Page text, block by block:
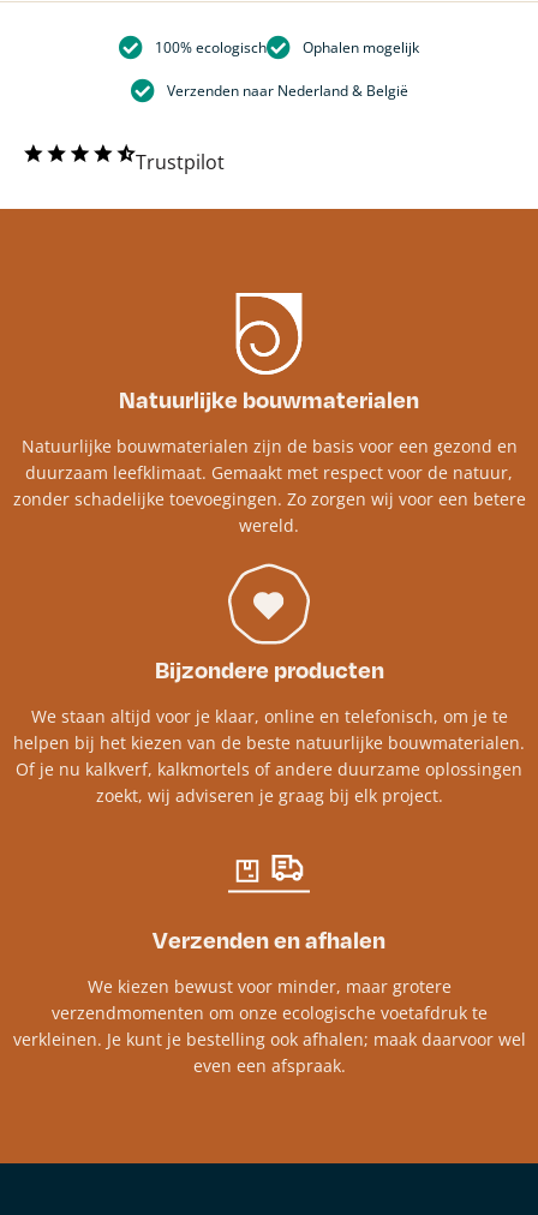
100% ecologisch Ophalen mogelijk
Verzenden naar Nederland & België
Trustpilot
Natuurlijke bouwmaterialen
Natuurlijke bouwmaterialen zijn de basis voor een gezond en
duurzaam leefklimaat. Gemaakt met respect voor de natuur,
zonder schadelijke toevoegingen. Zo zorgen wij voor een betere
wereld.
Bijzondere producten
We staan altijd voor je klaar, online en telefonisch, om je te
helpen bij het kiezen van de beste natuurlijke bouwmaterialen.
Of je nu kalkverf, kalkmortels of andere duurzame oplossingen
zoekt, wij adviseren je graag bij elk project.​
Verzenden en afhalen
We kiezen bewust voor minder, maar grotere
verzendmomenten om onze ecologische voetafdruk te
verkleinen. Je kunt je bestelling ook afhalen; maak daarvoor wel
even een afspraak.